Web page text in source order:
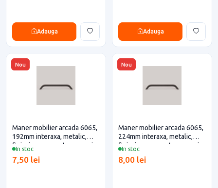
Adauga Adauga
Nou
In stoc
Maner mobilier arcada 6065,
192mm interaxa, metalic,
finisaj negru pentru casa si
7,50 lei
Nou
In stoc
Maner mobilier arcada 6065,
224mm interaxa, metalic,
finisaj negru pentru casa si
8,00 lei